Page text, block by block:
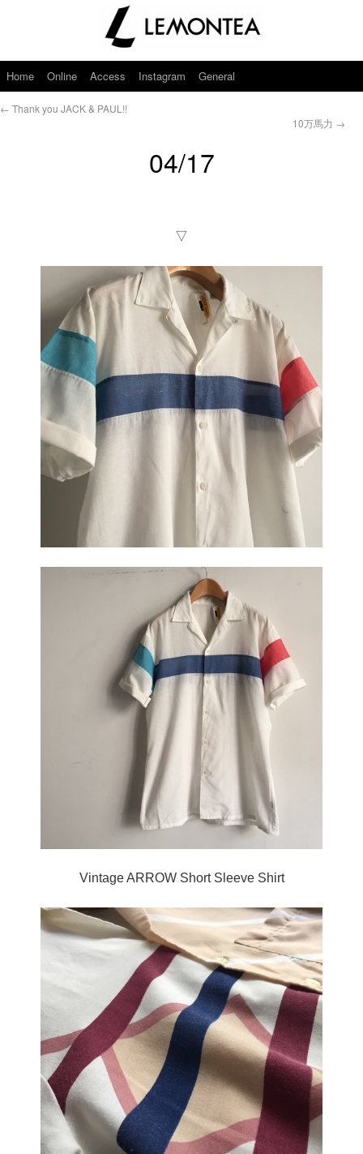
Home Online Access Instagram General
← Thank you JACK & PAUL!!
10万馬力 →
04/17
▽
Vintage ARROW Short Sleeve Shirt